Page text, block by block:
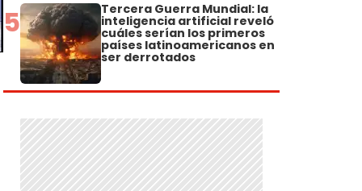
5 Tercera Guerra Mundial: la
inteligencia artificial reveló
cuáles serían los primeros
países latinoamericanos en
ser derrotados